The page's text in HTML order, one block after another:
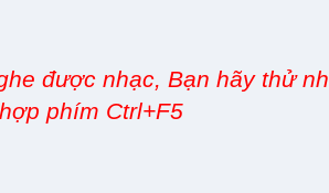
được nhạc, Bạn hãy thử
phím Ctrl+F5